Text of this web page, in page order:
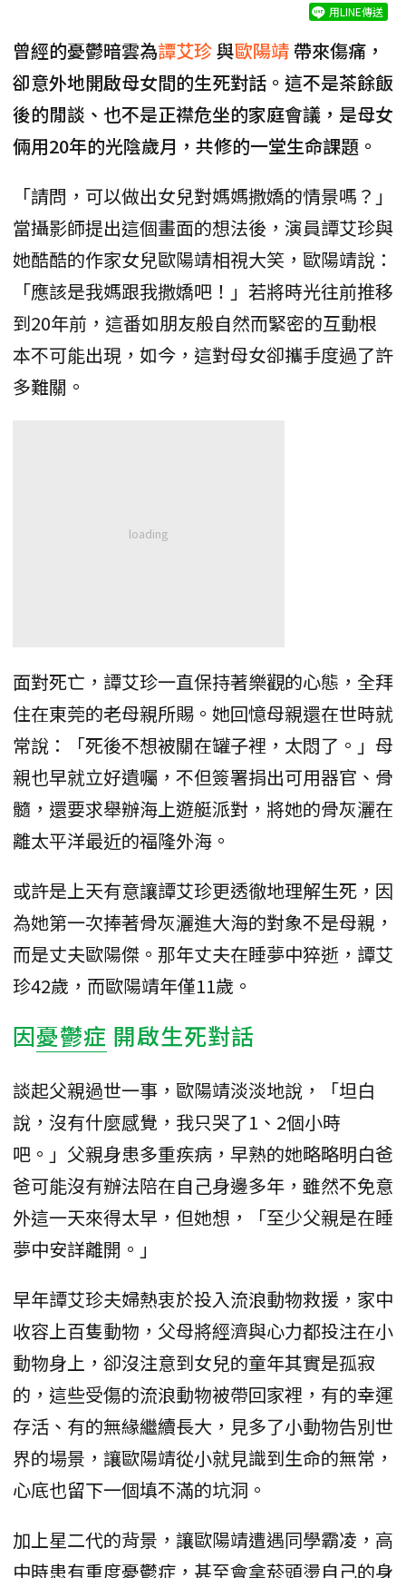
用LINE傳送
曾經的憂鬱暗雲為譚艾珍與歐陽靖 帶來傷痛，
卻意外地開啟母女間的生死對話。這不是茶餘飯
後的閒談、也不是正襟危坐的家庭會議，是母女
倆用20年的光陰歲月，共修的一堂生命課題。
「請問，可以做出女兒對媽媽撒嬌的情景嗎？」
當攝影師提出這個畫面的想法後，演員譚艾珍與
她酷酷的作家女兒歐陽靖相視大笑，歐陽靖說：
「應該是我媽跟我撒嬌吧！」若將時光往前推移
到20年前，這番如朋友般自然而緊密的互動根
本不可能出現，如今，這對母女卻攜手度過了許
多難關。
面對死亡，譚艾珍一直保持著樂觀的心態，全拜
住在東莞的老母親所賜。她回憶母親還在世時就
常說：「死後不想被關在罐子裡，太悶了。」母
親也早就立好遺囑，不但簽署捐出可用器官、骨
髓，還要求舉辦海上遊艇派對，將她的骨灰灑在
離太平洋最近的福隆外海。
或許是上天有意讓譚艾珍更透徹地理解生死，因
為她第一次捧著骨灰灑進大海的對象不是母親，
而是丈夫歐陽傑。那年丈夫在睡夢中猝逝，譚艾
珍42歲，而歐陽靖年僅11歲。
因憂鬱症 開啟生死對話
談起父親過世一事，歐陽靖淡淡地說，「坦白
說，沒有什麼感覺，我只哭了1、2個小時
吧。」父親身患多重疾病，早熟的她略略明白爸
爸可能沒有辦法陪在自己身邊多年，雖然不免意
外這一天來得太早，但她想，「至少父親是在睡
夢中安詳離開。」
早年譚艾珍夫婦熱衷於投入流浪動物救援，家中
收容上百隻動物，父母將經濟與心力都投注在小
動物身上，卻沒注意到女兒的童年其實是孤寂
的，這些受傷的流浪動物被帶回家裡，有的幸運
存活、有的無緣繼續長大，見多了小動物告別世
界的場景，讓歐陽靖從小就見識到生命的無常，
心底也留下一個填不滿的坑洞。
加上星二代的背景，讓歐陽靖遭遇同學霸凌，高
中時患有重度憂鬱症，甚至會拿菸頭燙自己的身